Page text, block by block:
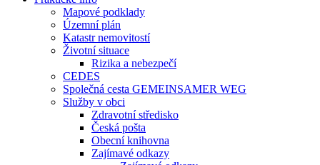
Mapové podklady
Územní plán
Katastr nemovitostí
Životní situace
Rizika a nebezpečí
CEDES
Společná cesta GEMEINSAMER WEG
Služby v obci
Zdravotní středisko
Česká pošta
Obecní knihovna
Zajímavé odkazy